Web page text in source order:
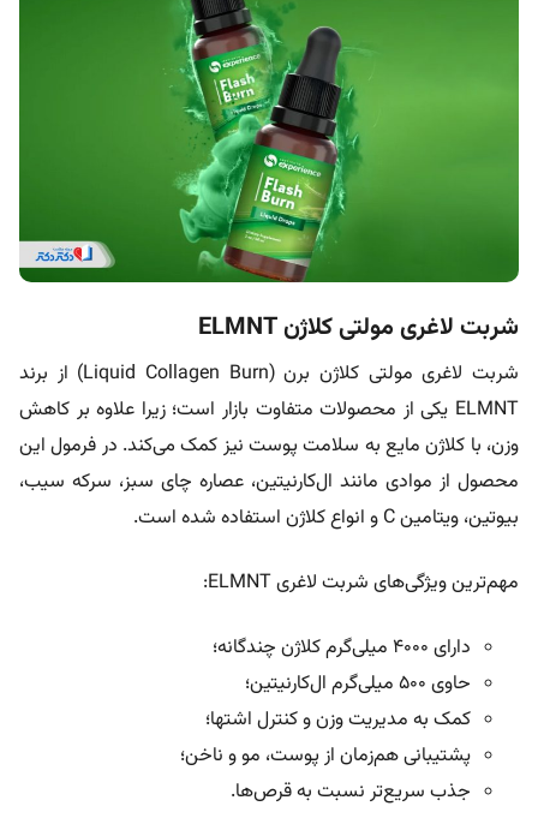
شربت لاغری مولتی کلاژن ELMNT
شربت لاغری مولتی کلاژن برن (Liquid Collagen Burn) از برند
ELMNT یکی از محصولات متفاوت بازار است؛ زیرا علاوه بر کاهش
وزن، با کلاژن مایع به سلامت پوست نیز کمک می‌کند. در فرمول این
محصول از موادی مانند ال‌کارنیتین، عصاره چای سبز، سرکه سیب،
بیوتین، ویتامین C و انواع کلاژن استفاده شده است.
مهم‌ترین ویژگی‌های شربت لاغری ELMNT:
دارای ۴۰۰۰ میلی‌گرم کلاژن چندگانه؛
حاوی ۵۰۰ میلی‌گرم ال‌کارنیتین؛
کمک به مدیریت وزن و کنترل اشتها؛
پشتیبانی هم‌زمان از پوست، مو و ناخن؛
جذب سریع‌تر نسبت به قرص‌ها.